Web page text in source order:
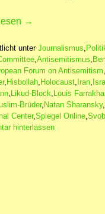
→
unter Journalismus,
,Antisemitismus,
Forum on Antisemitism,
, Hisbollah, Holocaust, Iran,
, Likud-Block, Louis
Brüder, Natan Sharansky,
Center,Spiegel Online,
hinterlassen